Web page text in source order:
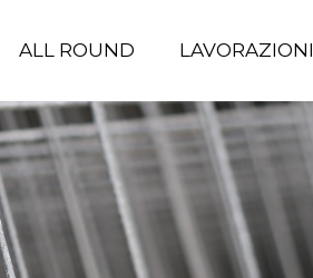
ALL ROUND LAVORAZIONI